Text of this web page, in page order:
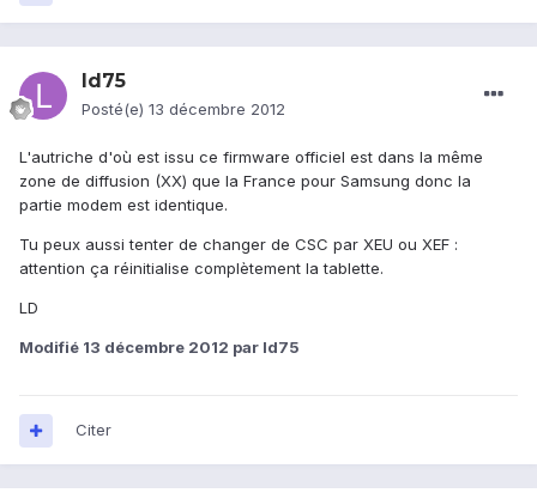
ld75
Posté(e) 13 décembre 2012
L'autriche d'où est issu ce firmware officiel est dans la même
zone de diffusion (XX) que la France pour Samsung donc la
partie modem est identique.
Tu peux aussi tenter de changer de CSC par XEU ou XEF :
attention ça réinitialise complètement la tablette.
LD
Modifié 13 décembre 2012 par ld75
Citer